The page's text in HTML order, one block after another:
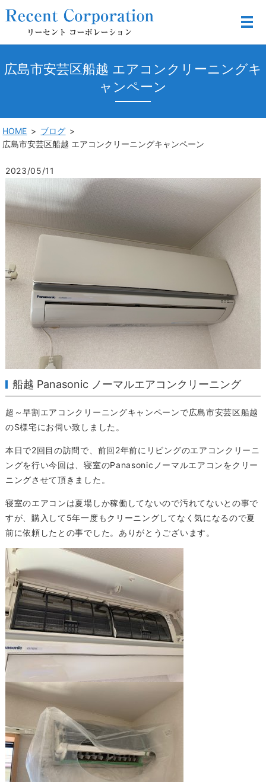
広島市安芸区船越 エアコンクリーニングキ
ャンペーン
HOME
ブログ
広島市安芸区船越 エアコンクリーニングキャンペーン
2023/05/11
船越 Panasonic ノーマルエアコンクリーニング
超～早割エアコンクリーニングキャンペーンで広島市安芸区船越
のS様宅にお伺い致しました。
本日で2回目の訪問で、前回2年前にリビングのエアコンクリーニ
ングを行い今回は、寝室のPanasonicノーマルエアコンをクリー
ニングさせて頂きました。
寝室のエアコンは夏場しか稼働してないので汚れてないとの事で
すが、購入して5年一度もクリーニングしてなく気になるので夏
前に依頼したとの事でした。ありがとうございます。